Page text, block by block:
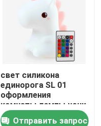
свет силикона
единорога SL 01
оформления
комнаты лампы ночи
спальни 9.5cm
Отправить запрос